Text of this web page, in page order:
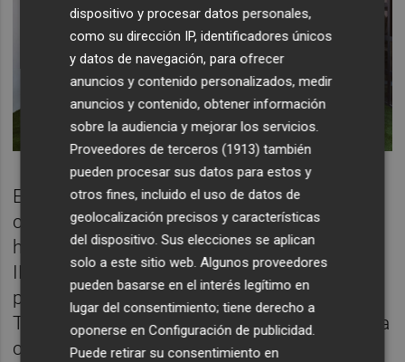
En Yuvod operan como PaaS (plataforma
como servicio) en cuatro verticales:
hospitality (hostelería); operadores
IPTV/OTT; plataformas deportivas y
propietarios y/o creadores de contenido.
También en este caso, la solución se articula
como una plataformaend-to-end
dispositivo y procesar datos personales,
como su dirección IP, identificadores únicos
y datos de navegación, para ofrecer
anuncios y contenido personalizados, medir
anuncios y contenido, obtener información
sobre la audiencia y mejorar los servicios.
Proveedores de terceros (1913) también
pueden procesar sus datos para estos y
otros fines, incluido el uso de datos de
geolocalización precisos y características
del dispositivo. Sus elecciones se aplican
solo a este sitio web. Algunos proveedores
pueden basarse en el interés legítimo en
lugar del consentimiento; tiene derecho a
oponerse enConfiguración de publicidad.
Puede retirar su consentimiento en